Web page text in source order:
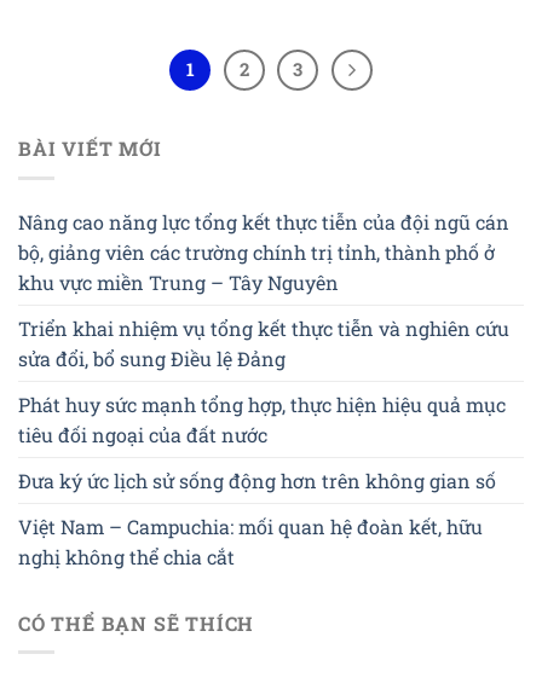
1 2 3
BÀI VIẾT MỚI
Nâng cao năng lực tổng kết thực tiễn của đội ngũ cán
bộ, giảng viên các trường chính trị tỉnh, thành phố ở
khu vực miền Trung – Tây Nguyên
Triển khai nhiệm vụ tổng kết thực tiễn và nghiên cứu
sửa đổi, bổ sung Điều lệ Đảng
Phát huy sức mạnh tổng hợp, thực hiện hiệu quả mục
tiêu đối ngoại của đất nước
Đưa ký ức lịch sử sống động hơn trên không gian số
Việt Nam – Campuchia: mối quan hệ đoàn kết, hữu
nghị không thể chia cắt
CÓ THỂ BẠN SẼ THÍCH